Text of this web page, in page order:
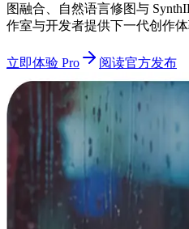
图融合、自然语言修图与
作室与开发者提供下一代创作体
立即体验 Pro 阅读官方发布